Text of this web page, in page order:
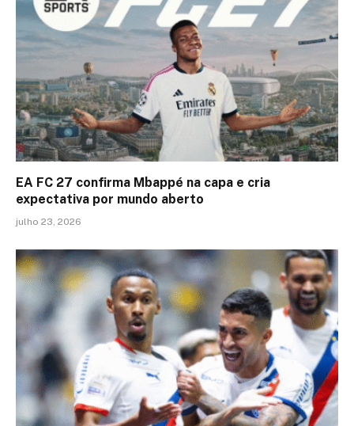
EA FC 27 confirma Mbappé na capa e cria
expectativa por mundo aberto
julho 23, 2026